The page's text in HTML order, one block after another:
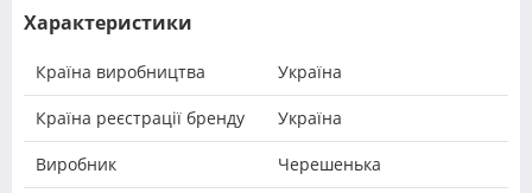
Характеристики
Країна виробництва Україна
Країна реєстрації бренду Україна
Виробник Черешенька